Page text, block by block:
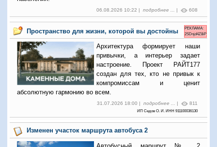
06.08.2026 10:22 | подробнее ... | 608
Пространство для жизни, которой вы достойны
РЕКЛАМА:
2SDnjd4Z8iP
Архитектура формирует наши
привычки, а интерьер задает
настроение. Проект РАЙТ177
создан для тех, кто не привык к
компромиссам и ценит
абсолютную гармонию во всем.
31.07.2026 18:00 | подробнее ... | 811
ИП Седов О. И. ИНН 911100036130
Изменен участок маршрута автобуса 2